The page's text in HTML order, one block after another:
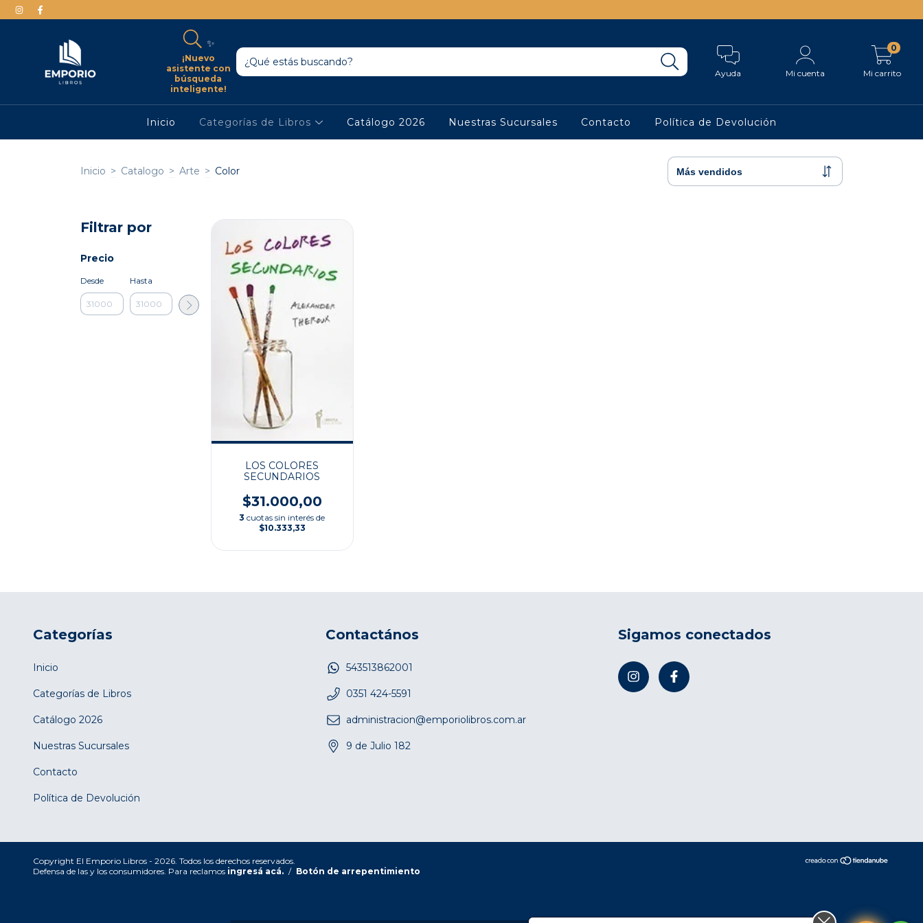
✨
¡Nuevo
asistente con
búsqueda
inteligente!
Ayuda Mi cuenta Mi carrito
0
Inicio Categorías de Libros Catálogo 2026 Nuestras Sucursales Contacto Política de Devolución
Inicio > Catalogo > Arte > Color
Filtrar por
Precio
Desde Hasta
LOS COLORES
SECUNDARIOS
$31.000,00
3 cuotas sin interés de
$10.333,33
Categorías
Inicio
Categorías de Libros
Catálogo 2026
Nuestras Sucursales
Contacto
Política de Devolución
Contactános
543513862001
0351 424-5591
administracion@emporiolibros.com.ar
9 de Julio 182
Sigamos conectados
Copyright El Emporio Libros - 2026. Todos los derechos reservados.
Defensa de las y los consumidores. Para reclamos ingresá acá. / Botón de arrepentimiento